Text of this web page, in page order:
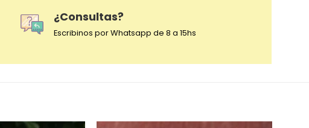
¿Consultas?
Escribinos por Whatsapp de 8 a 15hs